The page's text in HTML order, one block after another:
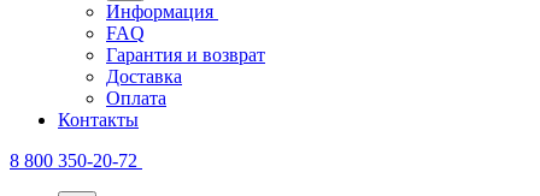
Информация
FAQ
Гарантия и возврат
Доставка
Оплата
Контакты
8 800 350-20-72